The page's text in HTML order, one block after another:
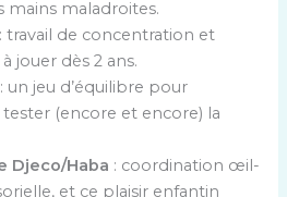
mains maladroites.
: travail de concentration et
jouer dès 2 ans.
: un jeu d’équilibre pour
(encore et encore) la
Djeco/Haba : coordination œil-
et ce plaisir enfantin